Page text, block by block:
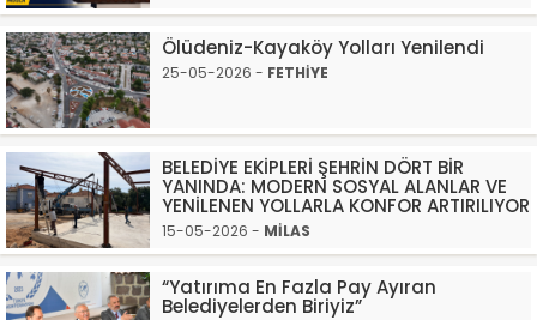
Ölüdeniz-Kayaköy Yolları Yenilendi
25-05-2026 - FETHİYE
BELEDİYE EKİPLERİ ŞEHRİN DÖRT BİR
YANINDA: MODERN SOSYAL ALANLAR VE
YENİLENEN YOLLARLA KONFOR ARTIRILIYOR
15-05-2026 - MİLAS
“Yatırıma En Fazla Pay Ayıran
Belediyelerden Biriyiz”